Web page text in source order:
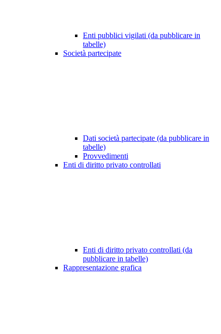
Enti pubblici vigilati (da pubblicare in
tabelle)
Società partecipate
Dati società partecipate (da pubblicare in
tabelle)
Provvedimenti
Enti di diritto privato controllati
Enti di diritto privato controllati (da
pubblicare in tabelle)
Rappresentazione grafica